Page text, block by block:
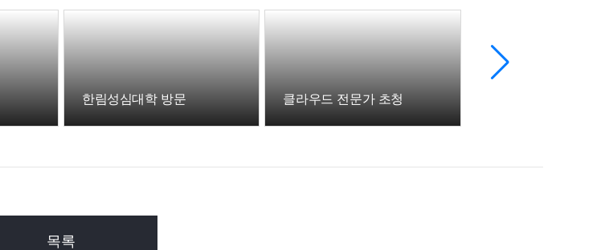
한림성심대학 방문 클라우드 전문가 초청
목록